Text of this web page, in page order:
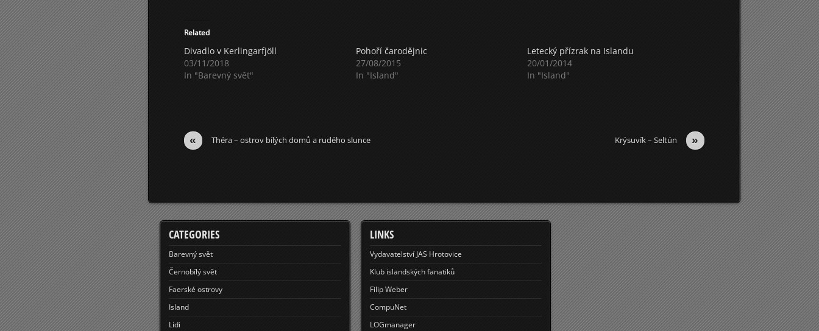
Related
Divadlo v Kerlingarfjöll
03/11/2018
In "Barevný svět"
Pohoří čarodějnic
27/08/2015
In "Island"
Letecký přízrak na Islandu
20/01/2014
In "Island"
« Théra – ostrov bílých domů a rudého slunce »
Krýsuvík – Seltún
CATEGORIES
Barevný svět
Černobílý svět
Faerské ostrovy
Island
Lidi
LINKS
Vydavatelství JAS Hrotovice
Klub islandských fanatiků
Filip Weber
CompuNet
LOGmanager